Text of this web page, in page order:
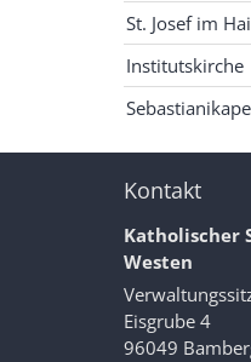
St. Josef im
Institutskirche
Kontakt
Katholischer
Westen
Eisgrube 4
96049